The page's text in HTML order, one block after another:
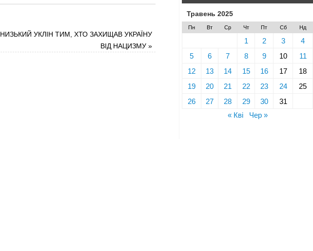
НИЗЬКИЙ УКЛІН ТИМ, ХТО ЗАХИЩАВ УКРАЇНУ
ВІД НАЦИЗМУ»
Травень 2025
Пн Вт Ср Чт Пт Сб Нд
1 2 3
4
5
6 7 8 9 10
11
12
13 14 15 16 17
18
19
20 21 22 23 24
25
26
27 28 29 30
31
« Кві
Чер »